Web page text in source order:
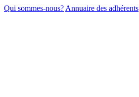
Qui sommes-nous? Annuaire des adhérents